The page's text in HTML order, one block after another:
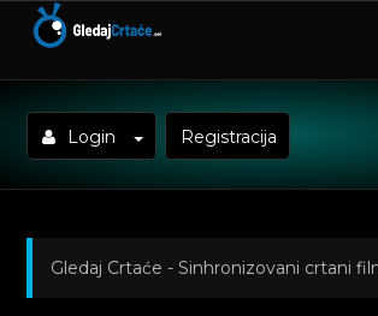
Login Registracija
Gledaj Crtaće - Sinhronizovani crtani